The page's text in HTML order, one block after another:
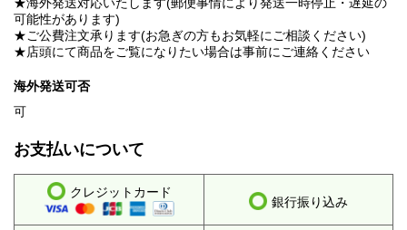
★海外発送対応いたします(郵便事情により発送一時停止・遅延の
可能性があります)
★ご公費注文承ります(お急ぎの方もお気軽にご相談ください)
★店頭にて商品をご覧になりたい場合は事前にご連絡ください
海外発送可否
可
お支払いについて
クレジットカード
銀行振り込み